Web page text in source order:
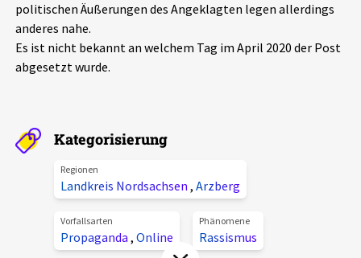
Pressemitteilungen
Podcasts
Projektbeschreibung
Kontakt
Unterstützer_innen
chronik.LE in der Presse
politischen Äußerungen des Angeklagten legen allerdings
anderes nahe.
Es ist nicht bekannt an welchem Tag im April 2020 der Post
abgesetzt wurde.
Kategorisierung
Regionen
Landkreis Nordsachsen , Arzberg
Vorfallsarten
Propaganda , Online
Phänomene
Rassismus